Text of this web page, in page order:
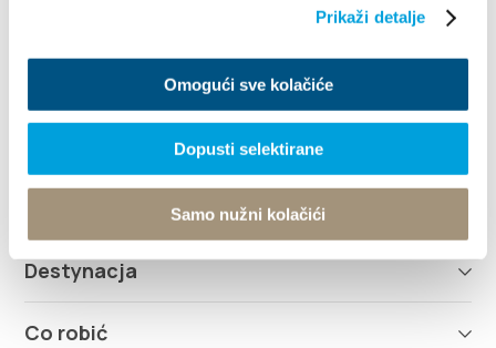
Prikaži detalje
Omogući sve kolačiće
Dopusti selektirane
Samo nužni kolačići
info@kastela-info.hr
Destynacja
Co robić